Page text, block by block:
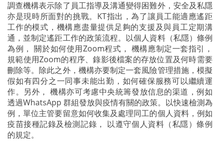
調查機構表示除了員工指導及溝通變得困難外，安全及私隱
亦是現時所面對的挑戰。KT指出，為了讓員工能適應遙距
工作的模式，機構應盡量提供足夠的支援及與員工定期溝
通，並制定遙距工作的政策流程。以個人資料（私隱）條例
為例， 關於如何使用Zoom程式， 機構應制定一套指引，
規範使用Zoom的程序、錄影後檔案的存放位置及何時需要
刪除等。除此之外，機構亦要制定一套風險管理措施，模擬
假如有四分之一同事未能出勤，如何確保服務可以繼續運
作。另外， 機構亦可考慮中央統籌發放信息的渠道，例如
透過WhatsApp 群組發放與疫情有關的政策。以快速檢測為
例，單位主管要留意如何收集及處理同工的個人資料，例如
疫苗接種記錄及檢測記錄， 以遵守個人資料（私隱）條例
的規定。